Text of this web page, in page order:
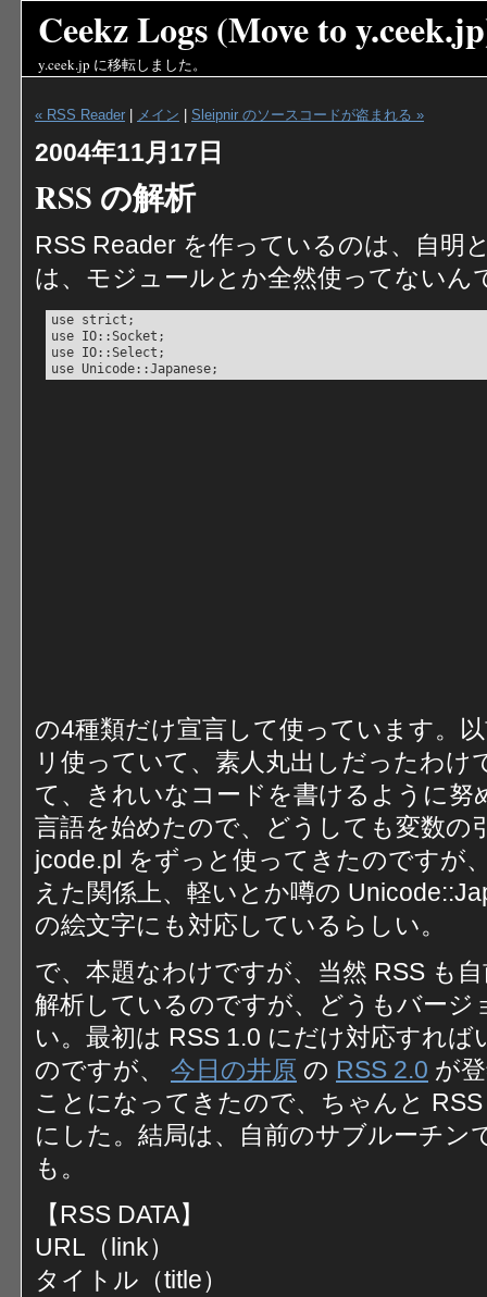
Ceekz Logs (Move to
y.ceek.jp に移転しました。
« RSS Reader メイン Sleipnir のソースコードが盗まれる »
2004年11月17日
RSS の解析
RSS Reader を作っているのは、自明
は、モジュールとか全然使ってないん
use strict;
use IO::Socket;
use IO::Select;
の4種類だけ宣言して使っています。
リ使っていて、素人丸出しだったわけ
て、きれいなコードを書けるように努
言語を始めたので、どうしても変数の
jcode.pl をずっと使ってきたのですが
えた関係上、軽いとか噂の
の絵文字にも対応しているらしい。
で、本題なわけですが、当然 RSS も
解析しているのですが、どうもバー
い。最初は RSS 1.0 にだけ対応すれ
のですが、 今日の井原 の RSS 2.0 が
ことになってきたので、ちゃんと
にした。結局は、自前のサブルーチ
も。
【RSS DATA】
URL（link）
タイトル（title）